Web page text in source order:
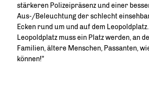
stärkeren Polizeipräsenz und einer
Aus-/Beleuchtung der schlecht
Ecken rund um und auf dem
Leopoldplatz muss ein Platz werden, an
Familien, ältere Menschen, Passanten,
können!"